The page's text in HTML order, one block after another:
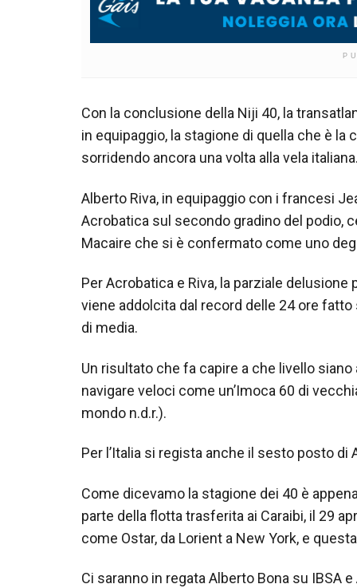
Con la conclusione della Niji 40, la
in equipaggio, la stagione di quella che è
sorridendo ancora una volta alla vela
Alberto Riva, in equipaggio con i francesi
Acrobatica sul secondo gradino del podio,
Macaire che si è confermato come uno
Per Acrobatica e Riva, la parziale
viene addolcita dal record delle 24 ore
di media.
Un risultato che fa capire a che livello
navigare veloci come un’Imoca 60 di
mondo n.d.r.).
Per l’Italia si regista anche il sesto posto di
Come dicevamo la stagione dei 40 è
parte della flotta trasferita ai Caraibi, il 29
come Ostar, da Lorient a New York, e
Ci saranno in regata Alberto Bona su IBSA